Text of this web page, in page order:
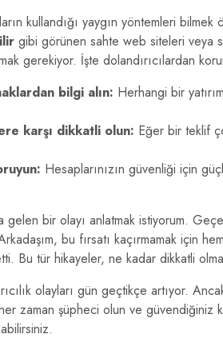
kullandığı yaygın yöntemleri
gibi görünen sahte web siteleri veya
gerekiyor. İşte dolandırıcılardan
bilgi alın: Herhangi bir
karşı dikkatli olun: Eğer bir teklif
Hesaplarınızın güvenliği için
gelen bir olayı anlatmak istiyorum.
bu fırsatı kaçırmamak için
Bu tür hikayeler, ne kadar dikkatli
olayları gün geçtikçe artıyor.
zaman şüpheci olun ve güvendiğiniz